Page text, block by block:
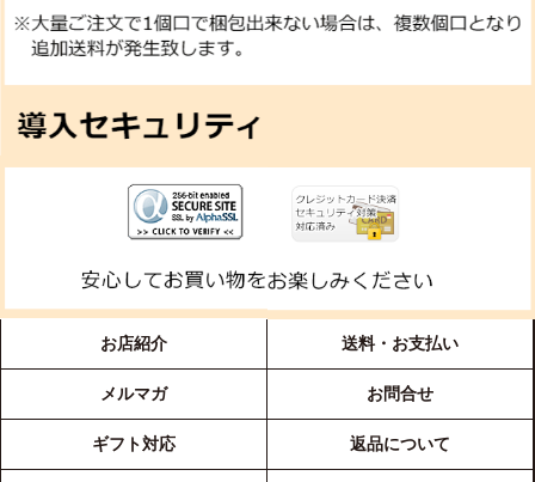
お店紹介 送料・お支払い
メルマガ お問合せ
ギフト対応 返品について